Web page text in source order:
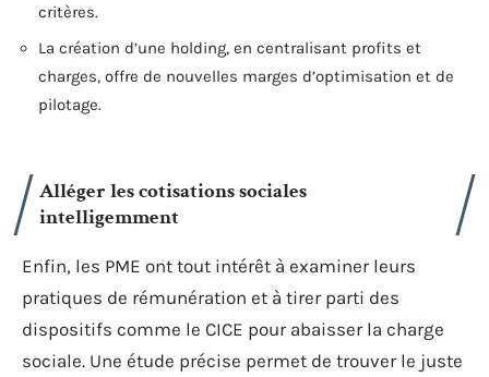
critères.
La création d’une holding, en centralisant profits et
charges, offre de nouvelles marges d’optimisation et de
pilotage.
Alléger les cotisations sociales
intelligemment
Enfin, les PME ont tout intérêt à examiner leurs
pratiques de rémunération et à tirer parti des
dispositifs comme le CICE pour abaisser la charge
sociale. Une étude précise permet de trouver le juste